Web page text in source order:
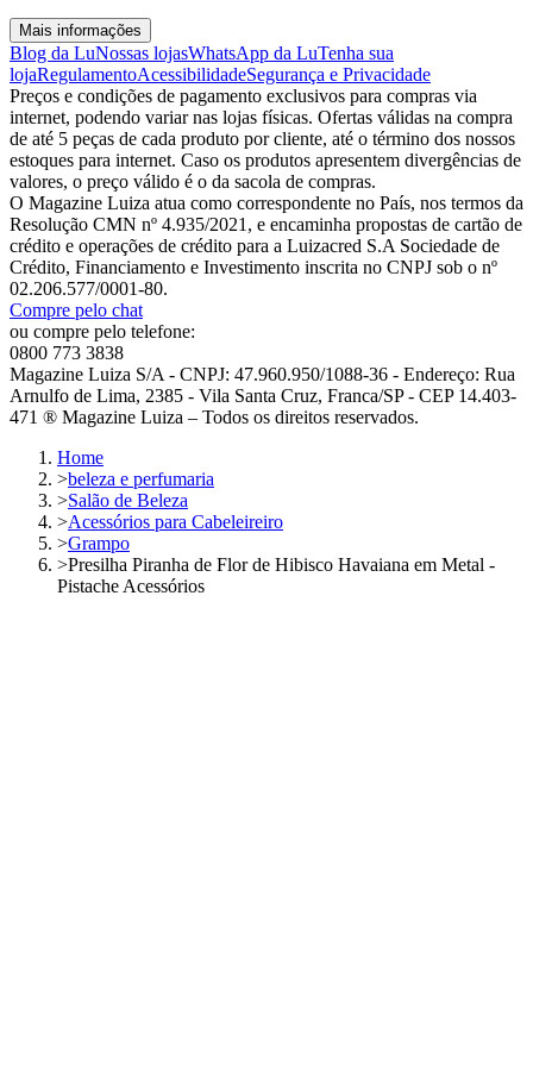
Mais informações
Blog da LuNossas lojasWhatsApp da LuTenha sua
lojaRegulamentoAcessibilidadeSegurança e Privacidade
Preços e condições de pagamento exclusivos para compras via
internet, podendo variar nas lojas físicas. Ofertas válidas na compra
de até 5 peças de cada produto por cliente, até o término dos nossos
estoques para internet. Caso os produtos apresentem divergências de
valores, o preço válido é o da sacola de compras.
O Magazine Luiza atua como correspondente no País, nos termos da
Resolução CMN nº 4.935/2021, e encaminha propostas de cartão de
crédito e operações de crédito para a Luizacred S.A Sociedade de
Crédito, Financiamento e Investimento inscrita no CNPJ sob o nº
02.206.577/0001-80.
Compre pelo chat
ou compre pelo telefone:
0800 773 3838
Magazine Luiza S/A - CNPJ: 47.960.950/1088-36 - Endereço: Rua
Arnulfo de Lima, 2385 - Vila Santa Cruz, Franca/SP - CEP 14.403-
471 ® Magazine Luiza – Todos os direitos reservados.
Home
>beleza e perfumaria
>Salão de Beleza
>Acessórios para Cabeleireiro
>Grampo
>Presilha Piranha de Flor de Hibisco Havaiana em Metal -
Pistache Acessórios